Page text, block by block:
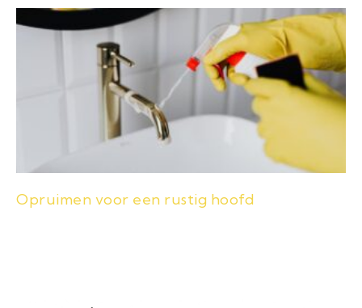
Opruimen voor een rustig hoofd